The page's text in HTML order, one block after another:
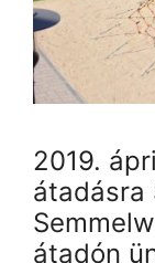
2019.
átadásra
átadón